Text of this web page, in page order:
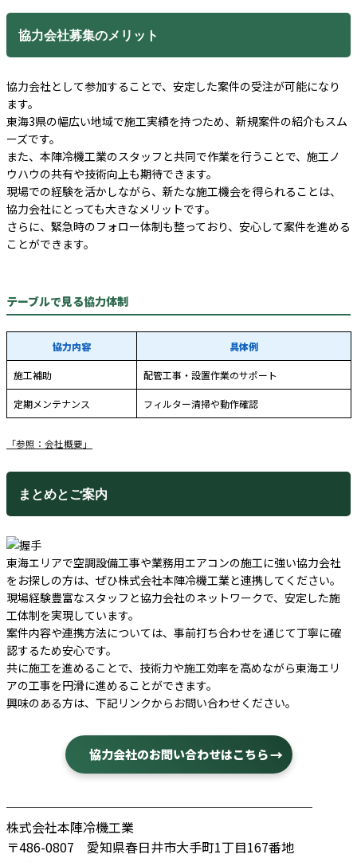
協力会社募集のメリット
協力会社として参加することで、安定した案件の受注が可能になり
ます。
東海3県の幅広い地域で施工実績を持つため、新規案件の紹介もスム
ーズです。
また、本陣冷機工業のスタッフと共同で作業を行うことで、施工ノ
ウハウの共有や技術向上も期待できます。
現場での経験を活かしながら、新たな施工機会を得られることは、
協力会社にとっても大きなメリットです。
さらに、緊急時のフォロー体制も整っており、安心して案件を進める
ことができます。
テーブルで見る協力体制
協力内容 具体例
施工補助 配管工事・設置作業のサポート
定期メンテナンス フィルター清掃や動作確認
「参照：会社概要」
まとめとご案内
東海エリアで空調設備工事や業務用エアコンの施工に強い協力会社
をお探しの方は、ぜひ株式会社本陣冷機工業と連携してください。
現場経験豊富なスタッフと協力会社のネットワークで、安定した施
工体制を実現しています。
案件内容や連携方法については、事前打ち合わせを通じて丁寧に確
認するため安心です。
共に施工を進めることで、技術力や施工効率を高めながら東海エリ
アの工事を円滑に進めることができます。
興味のある方は、下記リンクからお問い合わせください。
協力会社のお問い合わせはこちら
────────────────────────
株式会社本陣冷機工業
〒486-0807 愛知県春日井市大手町1丁目167番地